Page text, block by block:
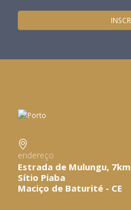
endereço
Estrada de Mulungu, 7km
Sítio Piaba
Maciço de Baturité - CE